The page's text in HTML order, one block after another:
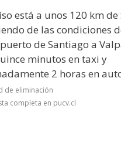
está a unos 120 km de
de las condiciones
de Santiago a
minutos en taxi y
2 horas en
de eliminación
completa en pucv.cl